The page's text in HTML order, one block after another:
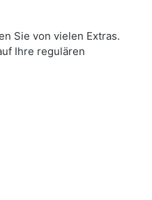
Sie von vielen Extras.
Ihre regulären